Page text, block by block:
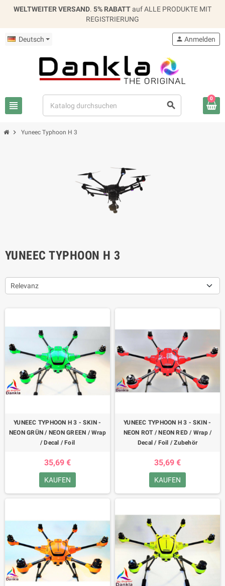
WELTWEITER VERSAND. 5% RABATTauf ALLE PRODUKTE MIT
REGISTRIERUNG
Deutsch
view_headline search
person Anmelden
0
chevron_right Yuneec Typhoon H 3
YUNEEC TYPHOON H 3
Relevanz
YUNEEC TYPHOON H 3 - SKIN -
NEON GRÜN / NEON GREEN / Wrap
/ Decal / Foil
35,69 €
KAUFEN
YUNEEC TYPHOON H 3 - SKIN -
NEON ROT / NEON RED / Wrap /
Decal / Foil / Zubehör
35,69 €
KAUFEN